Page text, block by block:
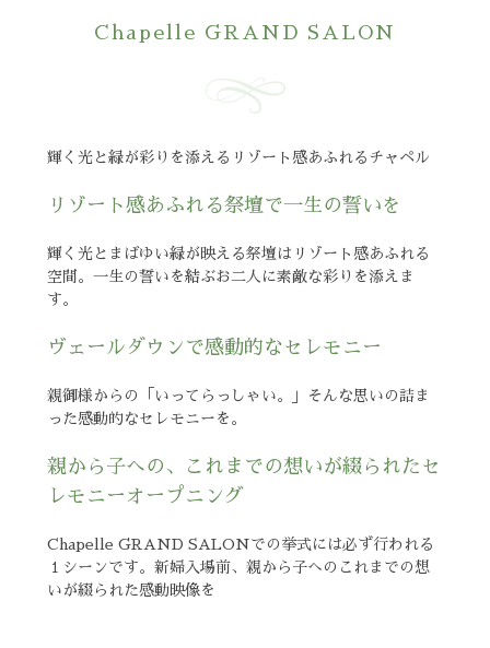
Chapelle GRAND SALON
輝く光と緑が彩りを添えるリゾート感あふれるチャペル
リゾート感あふれる祭壇で一生の誓いを
輝く光とまばゆい緑が映える祭壇はリゾート感あふれる
空間。一生の誓いを結ぶお二人に素敵な彩りを添えま
す。
ヴェールダウンで感動的なセレモニー
親御様からの「いってらっしゃい。」そんな思いの詰ま
った感動的なセレモニーを。
親から子への、これまでの想いが綴られたセ
レモニーオープニング
Chapelle GRAND SALONでの挙式には必ず行われる
１シーンです。新婦入場前、親から子へのこれまでの想
いが綴られた感動映像を